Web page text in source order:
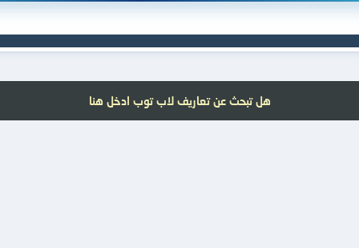
هل تبحث عن تعاريف لاب توب ادخل هنا